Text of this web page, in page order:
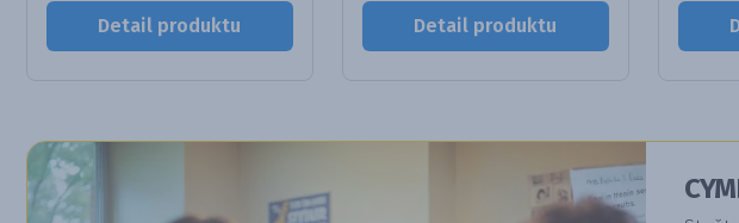
Detail produktu Detail produktu